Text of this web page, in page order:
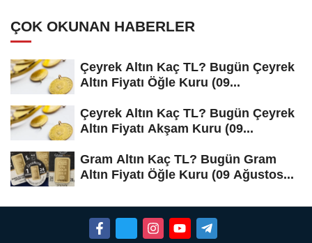
ÇOK OKUNAN HABERLER
Çeyrek Altın Kaç TL? Bugün Çeyrek
Altın Fiyatı Öğle Kuru (09...
Çeyrek Altın Kaç TL? Bugün Çeyrek
Altın Fiyatı Akşam Kuru (09...
Gram Altın Kaç TL? Bugün Gram
Altın Fiyatı Öğle Kuru (09 Ağustos...